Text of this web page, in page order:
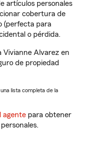
artículos personales
cobertura de
(perfecta para
o pérdida.
Vivianne Alvarez en
de propiedad
lista completa de la
agente para obtener